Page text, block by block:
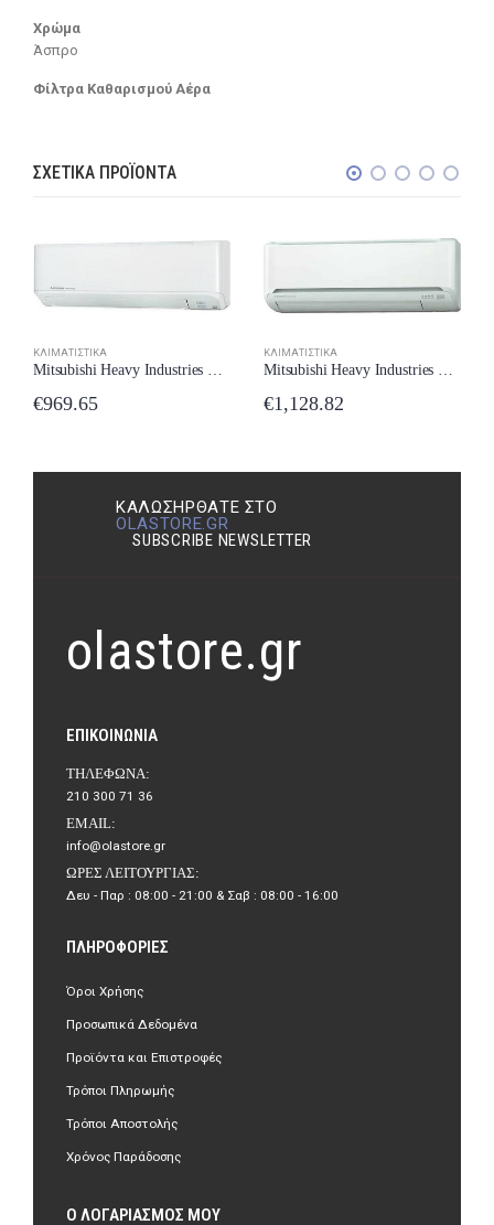
Χρώμα
Άσπρο
Φίλτρα Καθαρισμού Αέρα
ΣΧΕΤΙΚΆ ΠΡΟΪΌΝΤΑ
ΚΛΙΜΑΤΙΣΤΙΚΆ
€969.65
ΚΛΙΜΑΤΙΣΤΙΚΆ
€1,128.82
ΚΑΛΩΣΉΡΘΑΤΕ ΣΤΟ
OLASTORE.GR
SUBSCRIBE NEWSLETTER
olastore.gr
ΕΠΙΚΟΙΝΩΝΊΑ
ΤΗΛΈΦΩΝΑ:
210 300 71 36
EMAIL:
info@olastore.gr
ΏΡΕΣ ΛΕΙΤΟΥΡΓΊΑΣ:
Δευ - Παρ : 08:00 - 21:00 & Σαβ : 08:00 - 16:00
ΠΛΗΡΟΦΟΡΊΕΣ
Όροι Χρήσης
Προσωπικά Δεδομένα
Προϊόντα και Επιστροφές
Τρόποι Πληρωμής
Τρόποι Αποστολής
Χρόνος Παράδοσης
Ο ΛΟΓΑΡΙΑΣΜΌΣ ΜΟΥ